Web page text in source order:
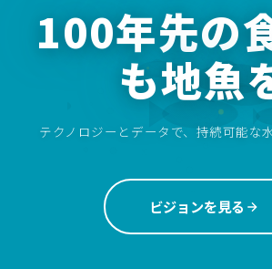
100年先の
も地魚
テクノロジーとデータで、持続可能な
ビジョンを見る